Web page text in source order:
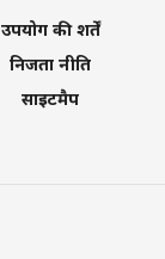
उपयोग की शर्तें
निजता नीति
साइटमैप